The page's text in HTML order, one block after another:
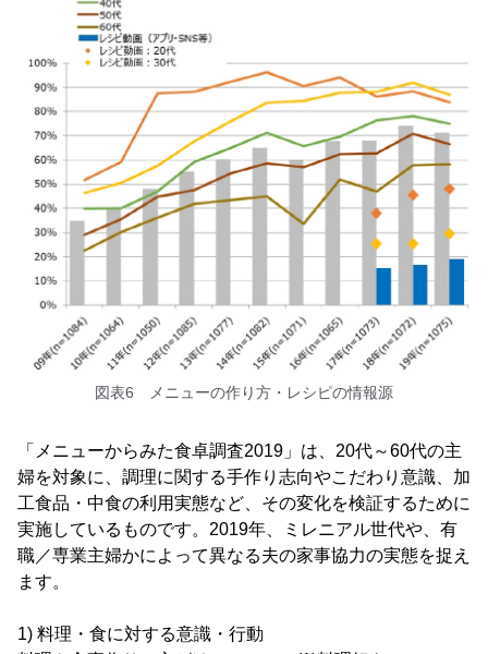
図表6 メニューの作り方・レシピの情報源
「メニューからみた食卓調査2019」は、20代～60代の主
婦を対象に、調理に関する手作り志向やこだわり意識、加
工食品・中食の利用実態など、その変化を検証するために
実施しているものです。2019年、ミレニアル世代や、有
職／専業主婦かによって異なる夫の家事協力の実態を捉え
ます。
1) 料理・食に対する意識・行動